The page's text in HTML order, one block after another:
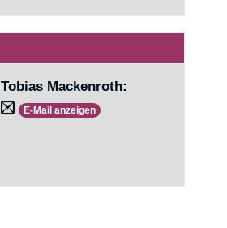
Tobias Mackenroth:
E-Mail anzeigen